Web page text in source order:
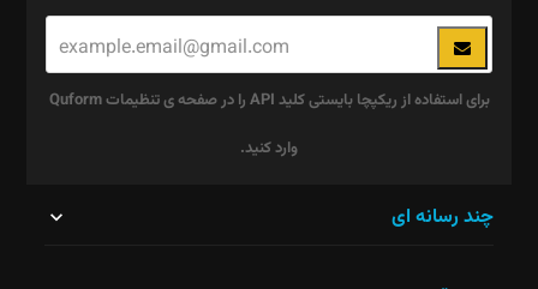
برای استفاده از ریکپچا بایستی کلید API را در صفحه ی تنظیمات Quform
وارد کنید.
چند رسانه ای